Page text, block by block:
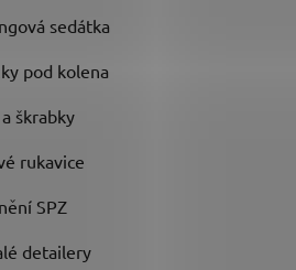
sedátka
pod kolena
škrabky
rukavice
SPZ
detailery